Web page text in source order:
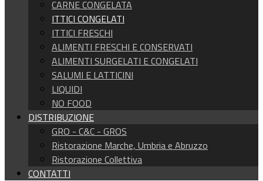
CARNE CONGELATA
ITTICI CONGELATI
ITTICI FRESCHI
ALIMENTI FRESCHI E CONSERVATI
ALIMENTI SURGELATI E CONGELATI
SALUMI E LATTICINI
LIQUIDI
NO FOOD
DISTRIBUZIONE
GRO - C&C - GROS
Ristorazione Marche, Umbria e Abruzzo
Ristorazione Collettiva
CONTATTI